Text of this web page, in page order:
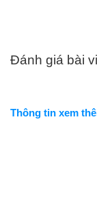
Đánh giá bài
Thông tin xem